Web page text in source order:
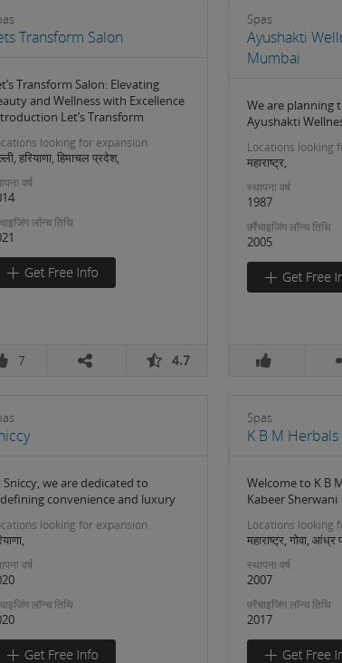
Transform Salon
Transform Salon: Elevating
and Wellness with Excellence
Let’s Transform
looking for expansion
हरियाणा, हिमाचल प्रदेश,
वर्ष
लॉन्च तिथि
7 4.7
Spas
Ayushakti
Mumbai
We are planning
Ayushakti
Locations looking
महाराष्ट्र,
स्थापना वर्ष
1987
फ़्रैंचाइजिंग लॉन्च तिथि
2005
Sniccy, we are dedicated to
convenience and luxury
looking for expansion
वर्ष
लॉन्च तिथि
Spas
K B M Herbals
Welcome to K B
Kabeer Sherwani
Locations looking
महाराष्ट्र, गोवा, आंध्र
स्थापना वर्ष
2007
फ़्रैंचाइजिंग लॉन्च तिथि
2017